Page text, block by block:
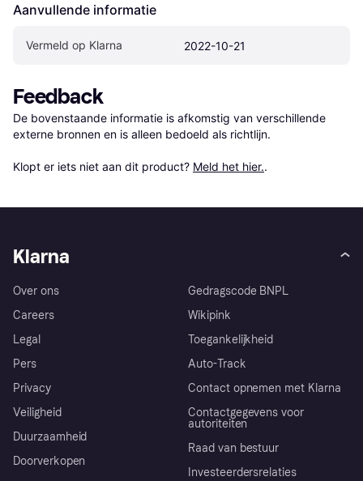
Aanvullende informatie
Vermeld op Klarna 2022-10-21
Feedback
De bovenstaande informatie is afkomstig van verschillende
externe bronnen en is alleen bedoeld als richtlijn.
Klopt er iets niet aan dit product? Meld het hier..
Klarna
Over ons
Careers
Legal
Pers
Privacy
Veiligheid
Duurzaamheid
Doorverkopen
Gedragscode BNPL
Wikipink
Toegankelijkheid
Auto-Track
Contact opnemen met Klarna
Contactgegevens voor
autoriteiten
Raad van bestuur
Investeerdersrelaties